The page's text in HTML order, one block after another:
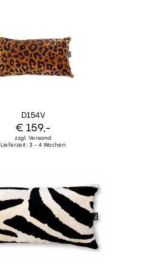
D154V
€ 159,-
zzgl. Versand
Lieferzeit: 3 - 4 Wochen